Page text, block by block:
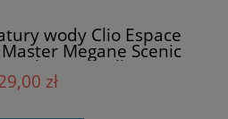
wody Clio Espace
Megane Scenic
Vel Satis Meilleur
zł